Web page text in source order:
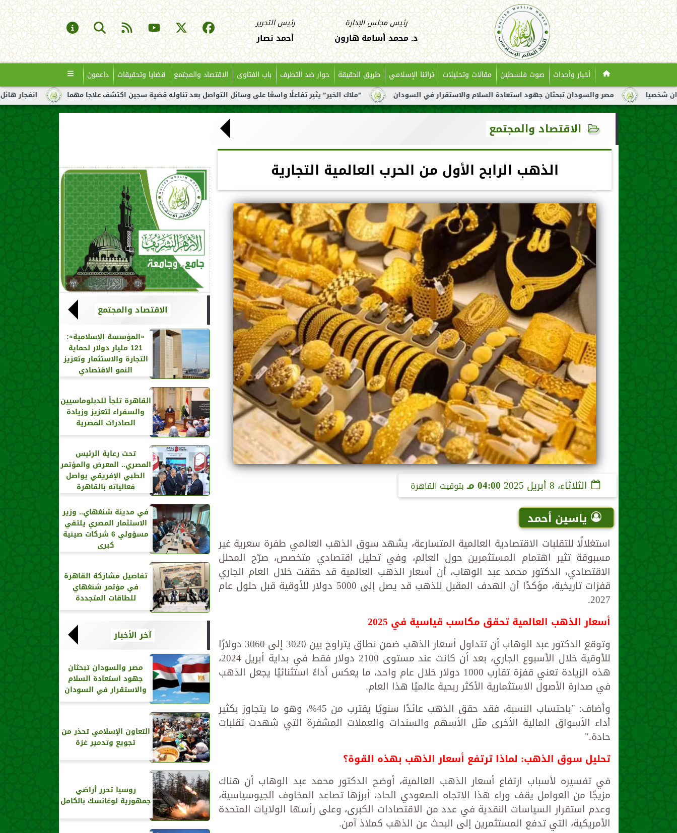
رئيس مجلس الإدارة
د. محمد أسامة هارون
رئيس التحرير
أحمد نصار
أخبار وأحداث صوت فلسطين مقالات وتحليلات تراثنا الإسلامي طريق الحقيقة حوار ضد التطرف باب الفتاوى الاقتصاد والمجتمع قضايا وتحقيقات داعمون
انفجار هائل لناقلة نفط قبالة ”ملاك الخير” يثير تفاعلًا واسعًا على وسائل التواصل بعد تناوله قضية سجين اكتشف علاجا مهما مصر والسودان تبحثان جهود استعادة السلام والاستقرار في السودان
الاقتصاد والمجتمع
الذهب الرابح الأول من الحرب العالمية التجارية
الثلاثاء، 8 أبريل 2025 04:00 مـ بتوقيت القاهرة
ياسين أحمد
استغلالًا للتقلبات الاقتصادية العالمية المتسارعة، يشهد سوق الذهب العالمي طفرة سعرية غير
مسبوقة تثير اهتمام المستثمرين حول العالم، وفي تحليل اقتصادي متخصص، صرّح المحلل
الاقتصادي، الدكتور محمد عبد الوهاب، أن أسعار الذهب العالمية قد حققت خلال العام الجاري
قفزات تاريخية، مؤكدًا أن الهدف المقبل للذهب قد يصل إلى 5000 دولار للأوقية قبل حلول عام
2027.
أسعار الذهب العالمية تحقق مكاسب قياسية في 2025
وتوقع الدكتور عبد الوهاب أن تتداول أسعار الذهب ضمن نطاق يتراوح بين 3020 إلى 3060 دولارًا
للأوقية خلال الأسبوع الجاري، بعد أن كانت عند مستوى 2100 دولار فقط في بداية أبريل 2024،
هذه الزيادة تعني قفزة تقارب 1000 دولار خلال عام واحد، ما يعكس أداءً استثنائيًا يجعل الذهب
في صدارة الأصول الاستثمارية الأكثر ربحية عالميًا هذا العام.
وأضاف: "باحتساب النسبة، فقد حقق الذهب عائدًا سنويًا يقترب من 45%، وهو ما يتجاوز بكثير
أداء الأسواق المالية الأخرى مثل الأسهم والسندات والعملات المشفرة التي شهدت تقلبات
حادة."
تحليل سوق الذهب: لماذا ترتفع أسعار الذهب بهذه القوة؟
في تفسيره لأسباب ارتفاع أسعار الذهب العالمية، أوضح الدكتور محمد عبد الوهاب أن هناك
مزيجًا من العوامل يقف وراء هذا الاتجاه الصعودي الحاد، أبرزها تصاعد المخاوف الجيوسياسية،
وعدم استقرار السياسات النقدية في عدد من الاقتصادات الكبرى، وعلى رأسها الولايات المتحدة
الأمريكية، التي تدفع المستثمرين إلى البحث عن الذهب كملاذ آمن.
الاقتصاد والمجتمع
«المؤسسة الإسلامية»:
121 مليار دولار لحماية
التجارة والاستثمار وتعزيز
النمو الاقتصادي
القاهرة تلجأ للدبلوماسيين
والسفراء لتعزيز وزيادة
الصادرات المصرية
تحت رعاية الرئيس
المصري.. المعرض والمؤتمر
الطبي الإفريقي يواصل
فعالياته بالقاهرة
في مدينة شنغهاي.. وزير
الاستثمار المصري يلتقي
مسؤولي 6 شركات صينية
كبرى
تفاصيل مشاركة القاهرة
في مؤتمر شنغهاي
للطاقات المتجددة
آخر الأخبار
مصر والسودان تبحثان
جهود استعادة السلام
والاستقرار في السودان
التعاون الإسلامي تحذر من
تجويع وتدمير غزة
روسيا تحرر أراضي
جمهورية لوغانسك بالكامل